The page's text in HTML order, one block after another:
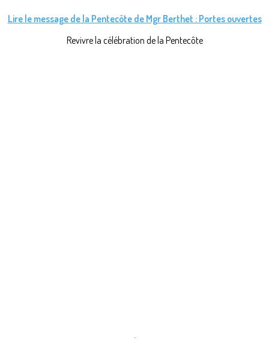
Lire le message de la Pentecôte de Mgr Berthet : Portes ouvertes
Revivre la célébration de la Pentecôte
.